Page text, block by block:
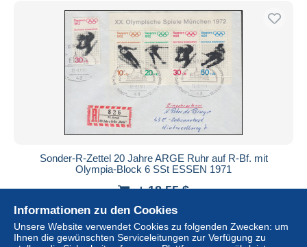
Sonder-R-Zettel 20 Jahre ARGE Ruhr auf R-Bf. mit
Olympia-Block 6 SSt ESSEN 1971
± 18,55 $
Gewerblicher Händler
Informationen zu den Cookies
Unsere Website verwendet Cookies zu folgenden Zwecken: um
Ihnen die gewünschten Serviceleitungen zur Verfügung zu